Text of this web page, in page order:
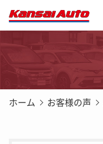
ホーム お客様の声